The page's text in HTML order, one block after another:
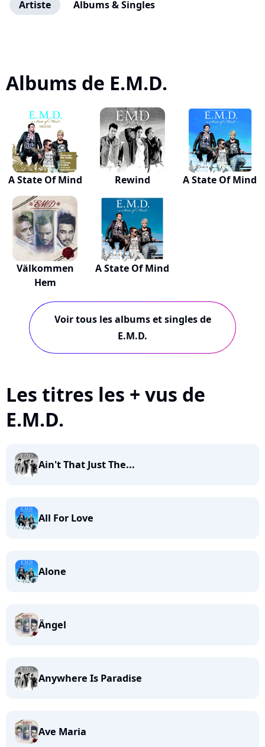
Artiste Albums & Singles
Albums de E.M.D.
A State Of Mind Rewind A State Of Mind
Välkommen
Hem
A State Of Mind
Voir tous les albums et singles de
E.M.D.
Les titres les + vus de
E.M.D.
Ain't That Just The...
All For Love
Alone
Ängel
Anywhere Is Paradise
Ave Maria